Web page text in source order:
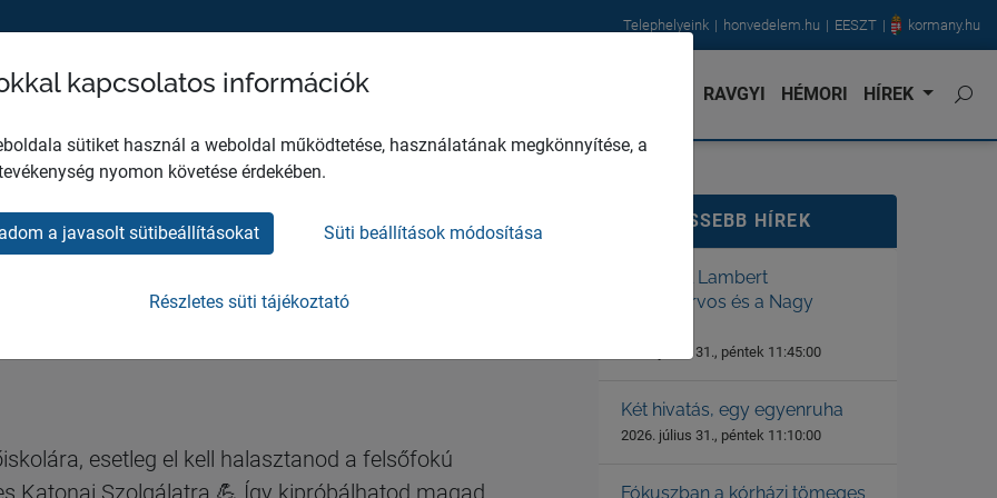
Telephelyeink honvedelem.hu EESZT kormany.hu
MH EGÉSZSÉGÜGYI KÖZPONT RAVGYI HÉMORI HÍREK
Katonai
esetleg el kell halasztanod a felsőfokú
Katonai Szolgálatra 💪 Így kipróbálhatod magad
LEGFRISSEBB HÍREK
Dr. Gerstl Lambert
főtörzsorvos és a Nagy
2026. július 31., péntek 11:45:00
Két hivatás, egy egyenruha
2026. július 31., péntek 11:10:00
Fókuszban a kórházi tömeges
kapcsolatos információk
sütiket használ a weboldal működtetése, használatának megkönnyítése, a
nyomon követése érdekében.
a javasolt sütibeállításokat Süti beállítások módosítása
Részletes süti tájékoztató